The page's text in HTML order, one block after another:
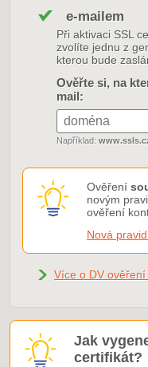
e-mailem
Při aktivaci SSL
zvolíte jednu z
kterou bude
Ověřte si, na
mail:
Například:
Ověření
novým
ověření
Nová
Více o DV
Jak
certifikát?